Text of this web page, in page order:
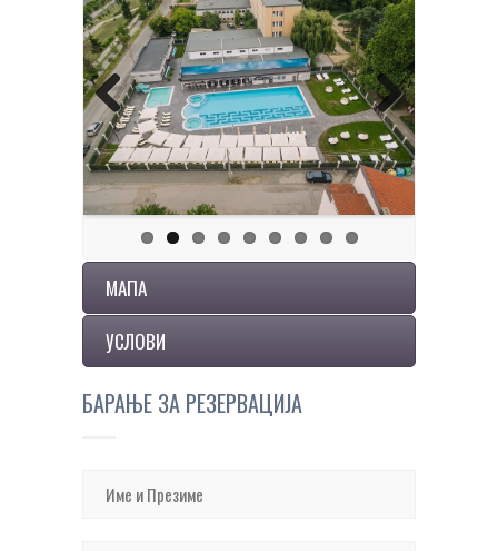
Previous Next
МАПА
УСЛОВИ
БАРАЊЕ ЗА РЕЗЕРВАЦИЈА